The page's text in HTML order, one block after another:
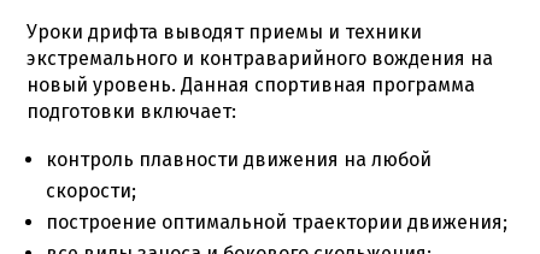
Уроки дрифта выводят приемы и техники
экстремального и контраварийного вождения на
новый уровень. Данная спортивная программа
подготовки включает:
контроль плавности движения на любой
скорости;
построение оптимальной траектории движения;